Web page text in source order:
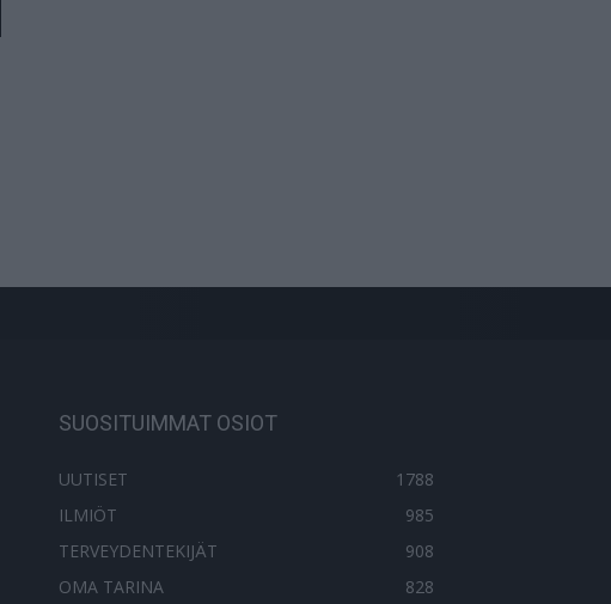
SUOSITUIMMAT OSIOT
UUTISET
1788
ILMIÖT
985
TERVEYDENTEKIJÄT
908
OMA TARINA
828